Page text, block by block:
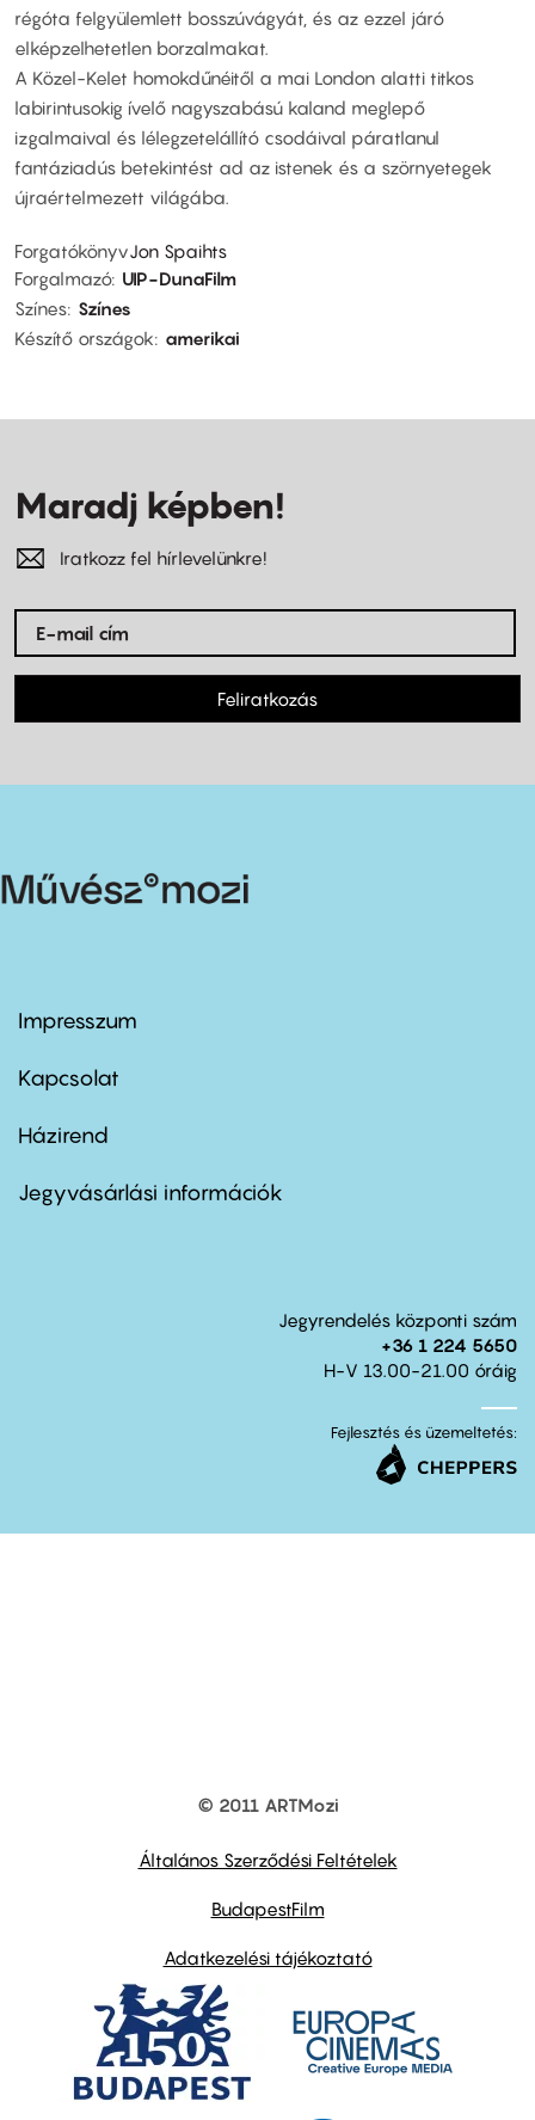
régóta felgyülemlett bosszúvágyát, és az ezzel járó
elképzelhetetlen borzalmakat.
A Közel-Kelet homokdűnéitől a mai London alatti titkos
labirintusokig ívelő nagyszabású kaland meglepő
izgalmaival és lélegzetelállító csodáival páratlanul
fantáziadús betekintést ad az istenek és a szörnyetegek
újraértelmezett világába.
ForgatókönyvJon Spaihts
Forgalmazó UIP-DunaFilm
Színes Színes
Készítő országok
amerikai
Maradj képben!
Iratkozz fel hírlevelünkre!
Feliratkozás
Footer
first
Impresszum
Kapcsolat
Footer
second
Házirend
Jegyvásárlási információk
Jegyrendelés központi szám
+36 1 224 5650
H-V 13.00-21.00 óráig
Fejlesztés és üzemeltetés:
© 2011 ARTMozi
Általános Szerződési Feltételek
BudapestFilm
Adatkezelési tájékoztató